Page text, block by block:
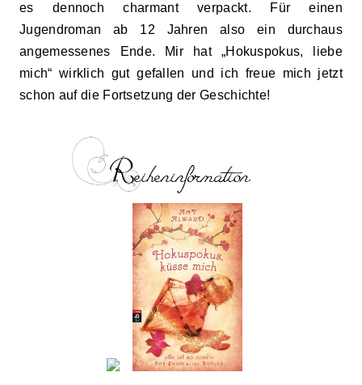
es dennoch charmant verpackt. Für einen
Jugendroman ab 12 Jahren also ein durchaus
angemessenes Ende. Mir hat „Hokuspokus, liebe
mich“ wirklich gut gefallen und ich freue mich jetzt
schon auf die Fortsetzung der Geschichte!